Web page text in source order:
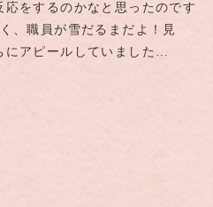
をするのかなと思ったのです
、職員が雪だるまだよ！見
にアピールしていました…